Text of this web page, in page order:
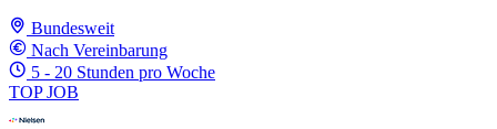
Bundesweit
Nach Vereinbarung
5 - 20 Stunden pro Woche
TOP JOB